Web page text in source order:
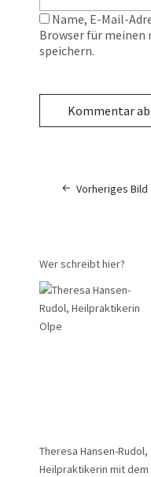
Name, E-Mail-
Browser für
speichern.
Vorheriges Bild
Wer schreibt hier?
Theresa Hansen-Rudol,
Heilpraktikerin mit dem